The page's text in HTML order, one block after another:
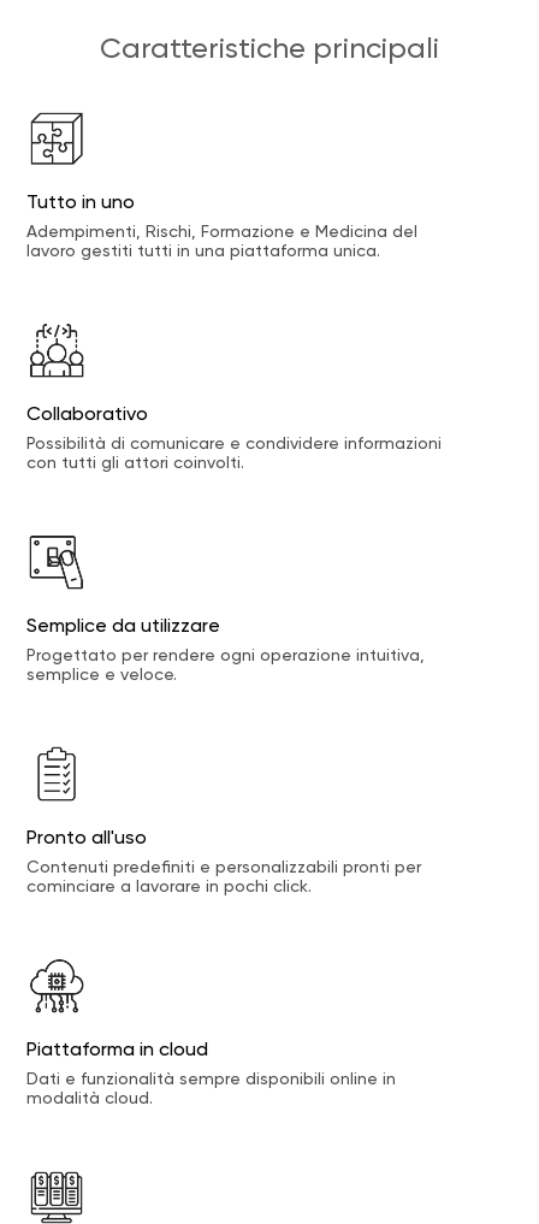
Caratteristiche principali
Tutto in uno
Adempimenti, Rischi, Formazione e Medicina del
lavoro gestiti tutti in una piattaforma unica.
Collaborativo
Possibilità di comunicare e condividere informazioni
con tutti gli attori coinvolti.
Semplice da utilizzare
Progettato per rendere ogni operazione intuitiva,
semplice e veloce.
Pronto all'uso
Contenuti predefiniti e personalizzabili pronti per
cominciare a lavorare in pochi click.
Piattaforma in cloud
Dati e funzionalità sempre disponibili online in
modalità cloud.